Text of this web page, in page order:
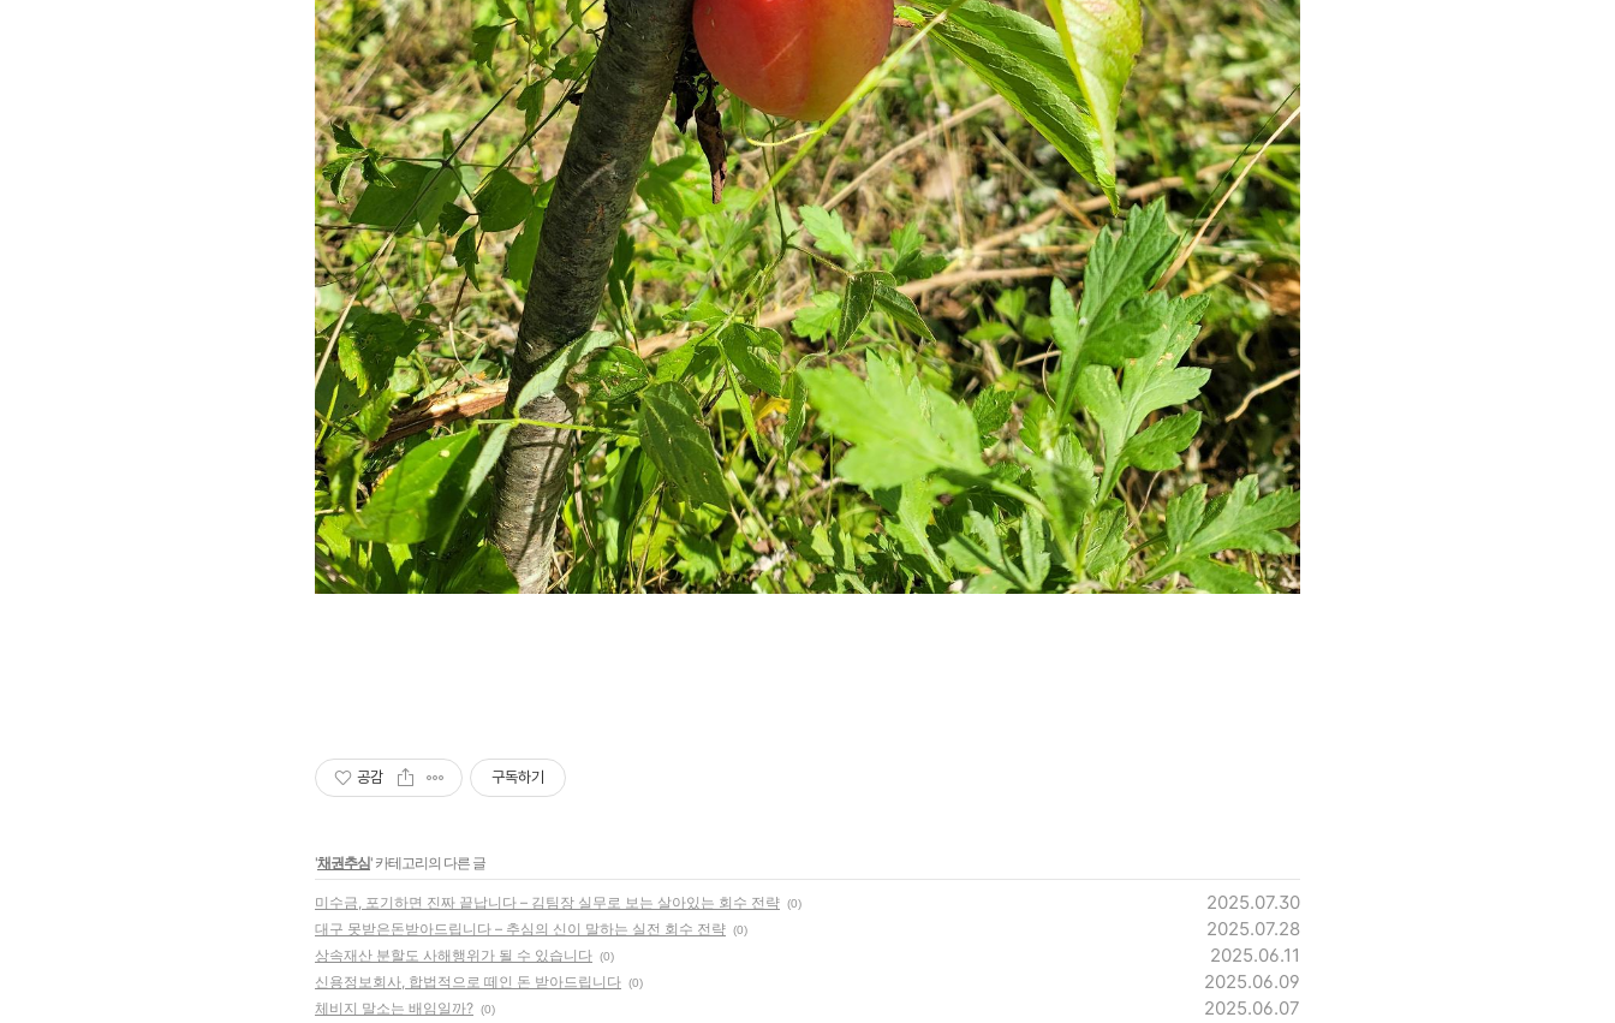
공감 구독하기
'채권추심' 카테고리의 다른 글
미수금, 포기하면 진짜 끝납니다 – 김팀장 실무로 보는 살아있는 회수 전략 (0) 2025.07.30
대구 못받은돈받아드립니다 – 추심의 신이 말하는 실전 회수 전략 (0) 2025.07.28
상속재산 분할도 사해행위가 될 수 있습니다 (0) 2025.06.11
신용정보회사, 합법적으로 떼인 돈 받아드립니다 (0) 2025.06.09
체비지 말소는 배임일까? (0) 2025.06.07